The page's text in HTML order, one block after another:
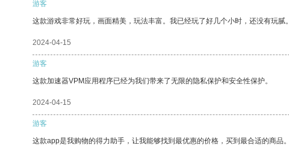
游客
这款游戏非常好玩，画面精美，玩法丰富。我已经玩了好几个小时，还没有玩腻。
2024-04-15
游客
这款加速器VPM应用程序已经为我们带来了无限的隐私保护和安全性保护。
2024-04-15
游客
这款app是我购物的得力助手，让我能够找到最优惠的价格，买到最合适的商品。